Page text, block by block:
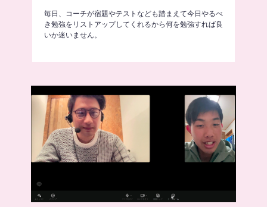
毎日、コーチが宿題やテストなども踏まえて今日やるべ
き勉強をリストアップしてくれるから何を勉強すれば良
いか迷いません。